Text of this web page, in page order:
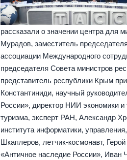
рассказали о значении центра для
Мурадов, заместитель
ассоциации Международного
председателя Совета министров
представитель республики Крым
Константиниди, научный
России», директор НИИ экономики
туризма, эксперт РАН, Александр
института информатики,
Шкаплеров, летчик-космонавт,
«Античное наследие России», Иван